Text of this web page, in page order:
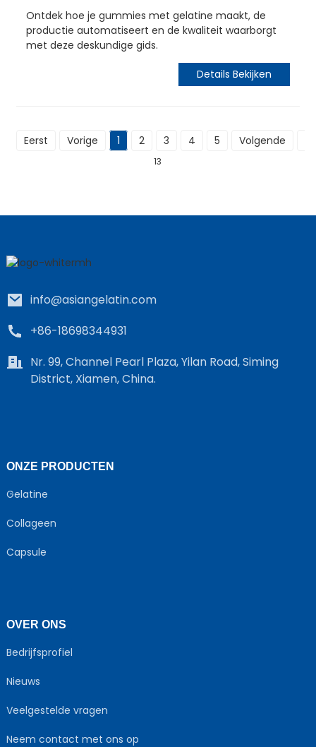
Ontdek hoe je gummies met gelatine maakt, de
productie automatiseert en de kwaliteit waarborgt
met deze deskundige gids.
Details Bekijken
Eerst Vorige 1 2 3 4 5 Volgende
13
info@asiangelatin.com
+86-18698344931
Nr. 99, Channel Pearl Plaza, Yilan Road, Siming
District, Xiamen, China.
ONZE PRODUCTEN
Gelatine
Collageen
Capsule
OVER ONS
Bedrijfsprofiel
Nieuws
Veelgestelde vragen
Neem contact met ons op